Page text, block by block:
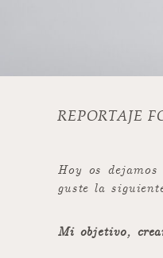
REPORTAJE
Hoy os
guste la
Mi objetivo,